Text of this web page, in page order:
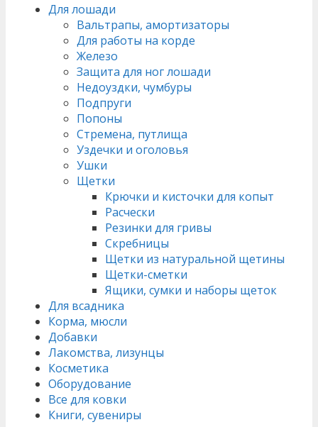
Для лошади
Вальтрапы, амортизаторы
Для работы на корде
Железо
Защита для ног лошади
Недоуздки, чумбуры
Подпруги
Попоны
Стремена, путлища
Уздечки и оголовья
Ушки
Щетки
Крючки и кисточки для копыт
Расчески
Резинки для гривы
Скребницы
Щетки из натуральной щетины
Щетки-сметки
Ящики, сумки и наборы щеток
Для всадника
Корма, мюсли
Добавки
Лакомства, лизунцы
Косметика
Оборудование
Все для ковки
Книги, сувениры